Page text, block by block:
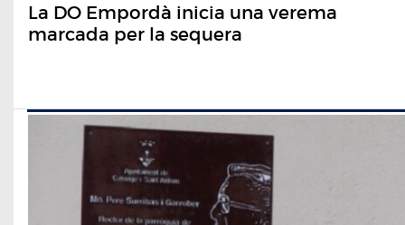
La DO Empordà inicia una verema
marcada per la sequera